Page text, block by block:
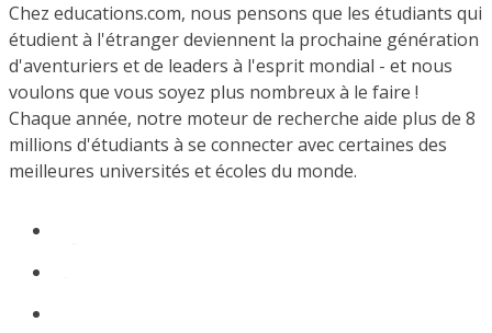
Chez educations.com, nous pensons que les étudiants qui
étudient à l'étranger deviennent la prochaine génération
d'aventuriers et de leaders à l'esprit mondial - et nous
voulons que vous soyez plus nombreux à le faire !
Chaque année, notre moteur de recherche aide plus de 8
millions d'étudiants à se connecter avec certaines des
meilleures universités et écoles du monde.